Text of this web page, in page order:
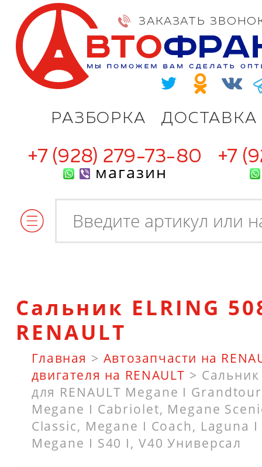
РАЗБОРКА ДОСТАВКА
ЗАКАЗАТЬ
+7 (928) 279-73-80
магазин
+7
Сальник ELRING
RENAULT
Главная > Автозапчасти на
двигателя на RENAULT > Сальник
для RENAULT Megane I
Megane I Cabriolet, Megane
Classic, Megane I Coach, Laguna
Megane I S40 I, V40 Универсал